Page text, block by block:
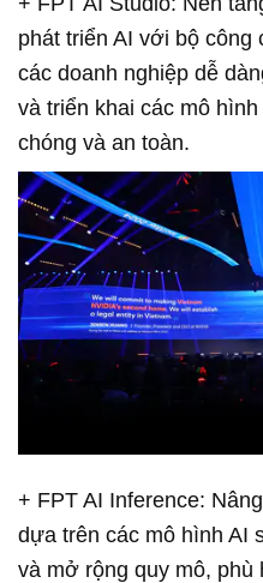
phát triển AI với bộ công
các doanh nghiệp dễ
và triển khai các mô
chóng và an toàn.
+ FPT AI Inference:
dựa trên các mô hình AI
và mở rộng quy mô,